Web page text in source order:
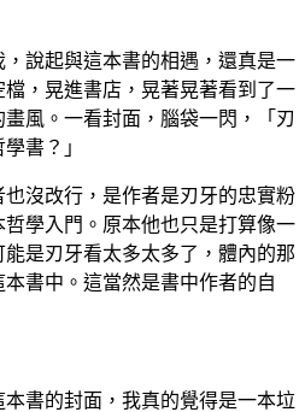
說起與這本書的相遇，還真是一
，晃進書店，晃著晃著看到了一
風。一看封面，腦袋一閃，「刃
書？」
沒改行，是作者是刃牙的忠實粉
學入門。原本他也只是打算像一
是刃牙看太多太多了，體內的那
書中。這當然是書中作者的自
書的封面，我真的覺得是一本垃